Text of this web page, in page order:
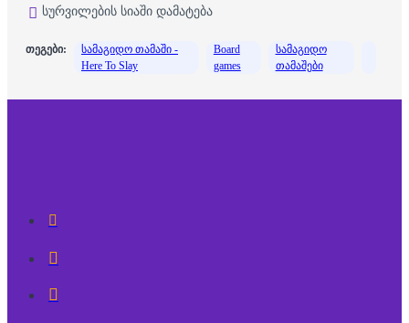
სურვილების სიაში დამატება
თეგები:
სამაგიდო თამაში -
Here To Slay
Board
games
სამაგიდო
თამაშები